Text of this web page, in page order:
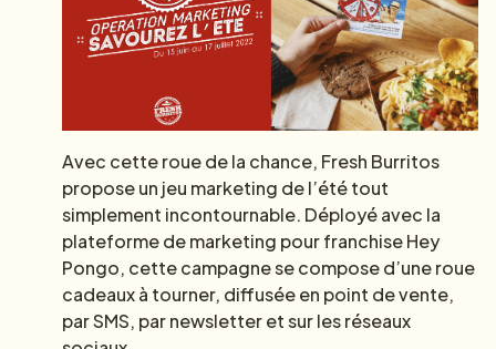
Avec cette roue de la chance, Fresh Burritos
propose un jeu marketing de l’été tout
simplement incontournable. Déployé avec la
plateforme de marketing pour franchise Hey
Pongo, cette campagne se compose d’une roue
cadeaux à tourner, diffusée en point de vente,
par SMS, par newsletter et sur les réseaux